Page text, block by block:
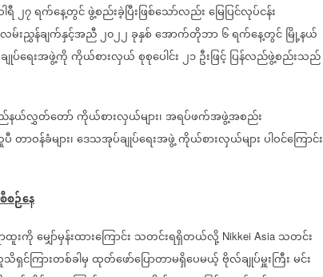
ရီ၂၇ရက်နေ့တွင်ဖွဲ့စည်းခဲ့ပြီးဖြစ်သော်လည်းမြေပြင်လုပ်ငန်း
လမ်းညွှန်ချက်နှင့်အညီ၂၀၂၂ခုနှစ်အောက်တိုဘာ၆ရက်နေ့တွင်မြို့နယ်
ပ်ရေးအဖွဲ့ကိုကိုယ်စားလှယ်စုစုပေါင်း၂၁ဦးဖြင့်ပြန်လည်ဖွဲ့စည်းသည်
ည်နယ်လွှတ်တော်ကိုယ်စားလှယ်များ၊အရပ်ဖက်အဖွဲ့အစည်း
တာဝန်ခံများ၊ဒေသအုပ်ချုပ်ရေးအဖွဲ့ကိုယ်စားလှယ်များပါဝင်ကြောင်း
စီစဉ်နေ
ထူးကိုမျှော်မှန်းထားကြောင်း သတင်းရရှိတယ်လို့ Nikkei Asia သတင်း
ရှင်ကြားတစ်ခါမှထုတ်ဖော်ပြောတာမရှိပေမယ့်ဗိုလ်ချုပ်မှူးကြီးမင်း